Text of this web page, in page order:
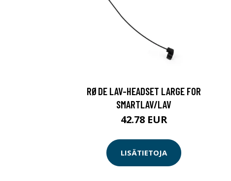
RØDE LAV-HEADSET LARGE FOR
SMARTLAV/LAV
42.78 EUR
LISÄTIETOJA